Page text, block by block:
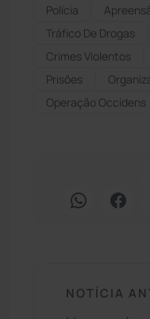
Polícia
Tráfico De Drogas
Crimes Violentos
Prisões
Operação Occidens
NOTÍCIA